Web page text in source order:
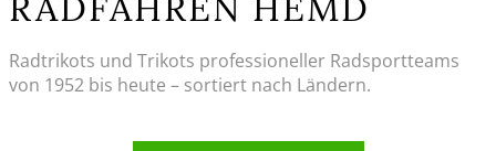
Radtrikots und Trikots professioneller Radsportteams
von 1952 bis heute – sortiert nach Ländern.